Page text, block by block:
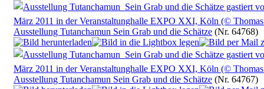
Ausstellung Tutanchamun Sein Grab und die Schätze (Nr. 64768)
Ausstellung Tutanchamun Sein Grab und die Schätze (Nr. 64767)